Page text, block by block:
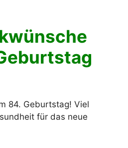
84. Geburtstag! Viel
für das neue